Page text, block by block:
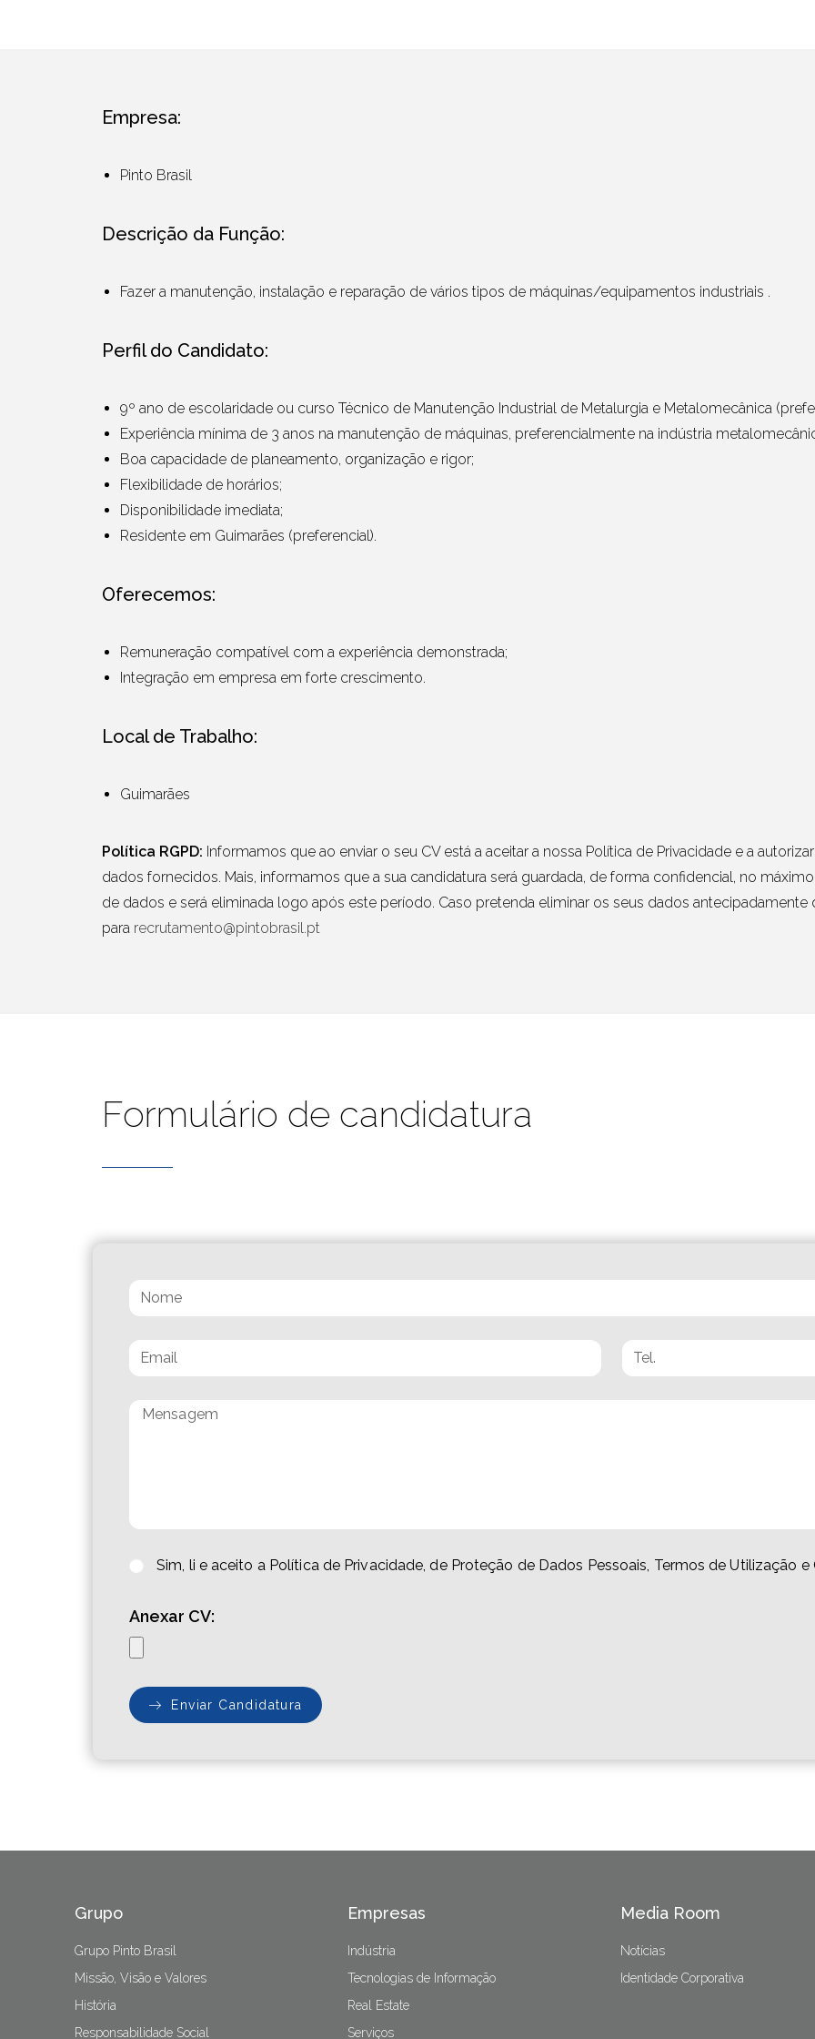
Empresa:
Pinto Brasil
Descrição da Função:
Fazer a manutenção, instalação e reparação de vários tipos de máquinas/equipamentos industriais .
Perfil do Candidato:
9º ano de escolaridade ou curso Técnico de Manutenção Industrial de Metalurgia e Metalomecânica
Experiência mínima de 3 anos na manutenção de máquinas, preferencialmente na indústria
Boa capacidade de planeamento, organização e rigor;
Flexibilidade de horários;
Disponibilidade imediata;
Residente em Guimarães (preferencial).
Oferecemos:
Remuneração compatível com a experiência demonstrada;
Integração em empresa em forte crescimento.
Local de Trabalho:
Guimarães
Política RGPD: Informamos que ao enviar o seu CV está a aceitar a nossa Política de Privacidade e a
dados fornecidos. Mais, informamos que a sua candidatura será guardada, de forma confidencial, no
de dados e será eliminada logo após este período. Caso pretenda eliminar os seus dados
para recrutamento@pintobrasil.pt
Formulário de candidatura
Sim, li e aceito a Política de Privacidade, de Proteção de Dados Pessoais, Termos de Utilização e
Anexar CV:
Enviar Candidatura
Grupo
Grupo Pinto Brasil
Missão, Visão e Valores
História
Responsabilidade Social
Empresas
Indústria
Tecnologias de Informação
Real Estate
Serviços
Media Room
Notícias
Identidade Corporativa